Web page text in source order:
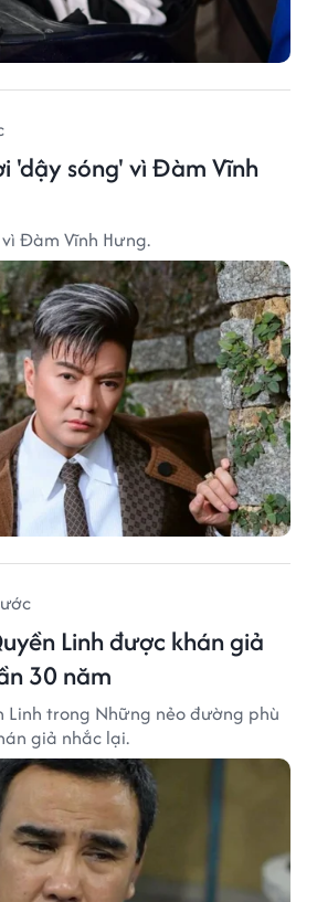
'dậy sóng' vì Đàm Vĩnh
Đàm Vĩnh Hưng.
Linh được khán giả
30 năm
Linh trong Những nẻo đường phù
giả nhắc lại.